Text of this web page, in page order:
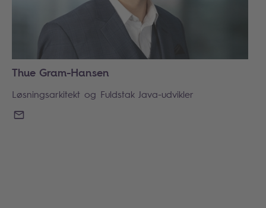
Thue Gram-Hansen
Løsningsarkitekt og Fuldstak Java-udvikler
E-MAIL